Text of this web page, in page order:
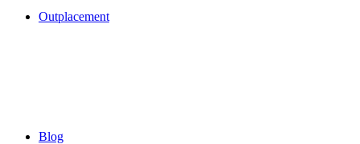
Outplacement
Blog